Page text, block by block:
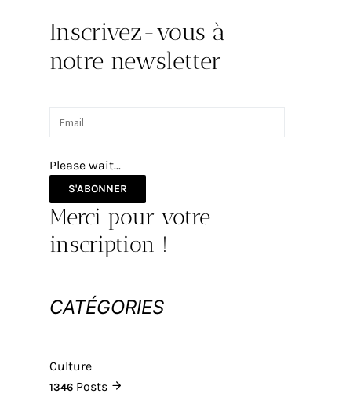
Inscrivez-vous à
notre newsletter
Please wait...
S'ABONNER
Merci pour votre
inscription !
CATÉGORIES
Culture
1346 Posts